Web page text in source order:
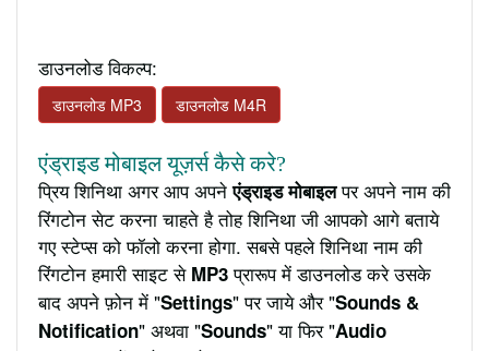
डाउनलोड विकल्प:
डाउनलोड MP3 डाउनलोड M4R
एंड्राइड मोबाइल यूज़र्स कैसे करे?
प्रिय शिनिथा अगर आप अपनेएंड्राइड मोबाइलपर अपने नाम की
रिंगटोन सेट करना चाहते है तोह शिनिथा जी आपको आगे बताये
गए स्टेप्स को फॉलो करना होगा. सबसे पहले शिनिथा नाम की
रिंगटोन हमारी साइट से MP3प्रारूप में डाउनलोड करे उसके
बाद अपने फ़ोन में "Settings" पर जाये और "Sounds &
Notification" अथवा "Sounds" या फिर "Audio